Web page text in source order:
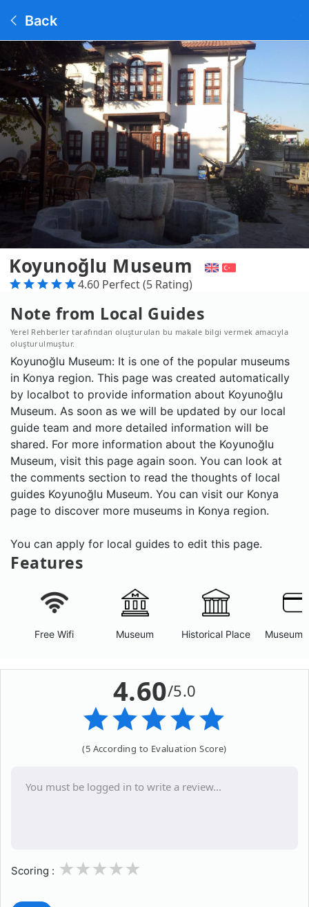
Back
Koyunoğlu Museum
4.60 Perfect (5 Rating)
Note from Local Guides
Yerel Rehberler tarafından oluşturulan bu makale bilgi vermek amacıyla
oluşturulmuştur.
Koyunoğlu Museum: It is one of the popular museums
in Konya region. This page was created automatically
by localbot to provide information about Koyunoğlu
Museum. As soon as we will be updated by our local
guide team and more detailed information will be
shared. For more information about the Koyunoğlu
Museum, visit this page again soon. You can look at
the comments section to read the thoughts of local
guides Koyunoğlu Museum. You can visit our Konya
page to discover more museums in Konya region.
You can apply for local guides to edit this page.
Features
Free Wifi Museum Historical Place Museum
4.60/5.0
(5 According to Evaluation Score)
Scoring : 3
2
1